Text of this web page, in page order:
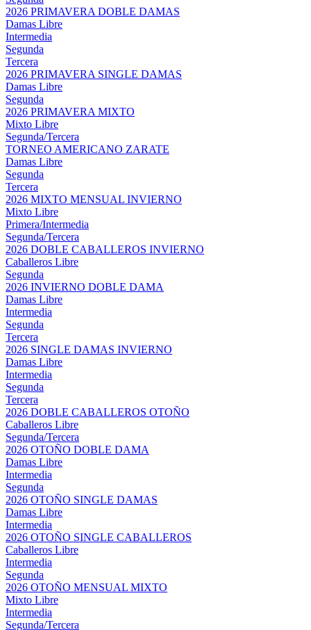
2026 PRIMAVERA DOBLE DAMAS
Damas Libre
Intermedia
Segunda
Tercera
2026 PRIMAVERA SINGLE DAMAS
Damas Libre
Segunda
2026 PRIMAVERA MIXTO
Mixto Libre
Segunda/Tercera
TORNEO AMERICANO ZARATE
Damas Libre
Segunda
Tercera
2026 MIXTO MENSUAL INVIERNO
Mixto Libre
Primera/Intermedia
Segunda/Tercera
2026 DOBLE CABALLEROS INVIERNO
Caballeros Libre
Segunda
2026 INVIERNO DOBLE DAMA
Damas Libre
Intermedia
Segunda
Tercera
2026 SINGLE DAMAS INVIERNO
Damas Libre
Intermedia
Segunda
Tercera
2026 DOBLE CABALLEROS OTOÑO
Caballeros Libre
Segunda/Tercera
2026 OTOÑO DOBLE DAMA
Damas Libre
Intermedia
Segunda
2026 OTOÑO SINGLE DAMAS
Damas Libre
Intermedia
2026 OTOÑO SINGLE CABALLEROS
Caballeros Libre
Intermedia
Segunda
2026 OTOÑO MENSUAL MIXTO
Mixto Libre
Intermedia
Segunda/Tercera